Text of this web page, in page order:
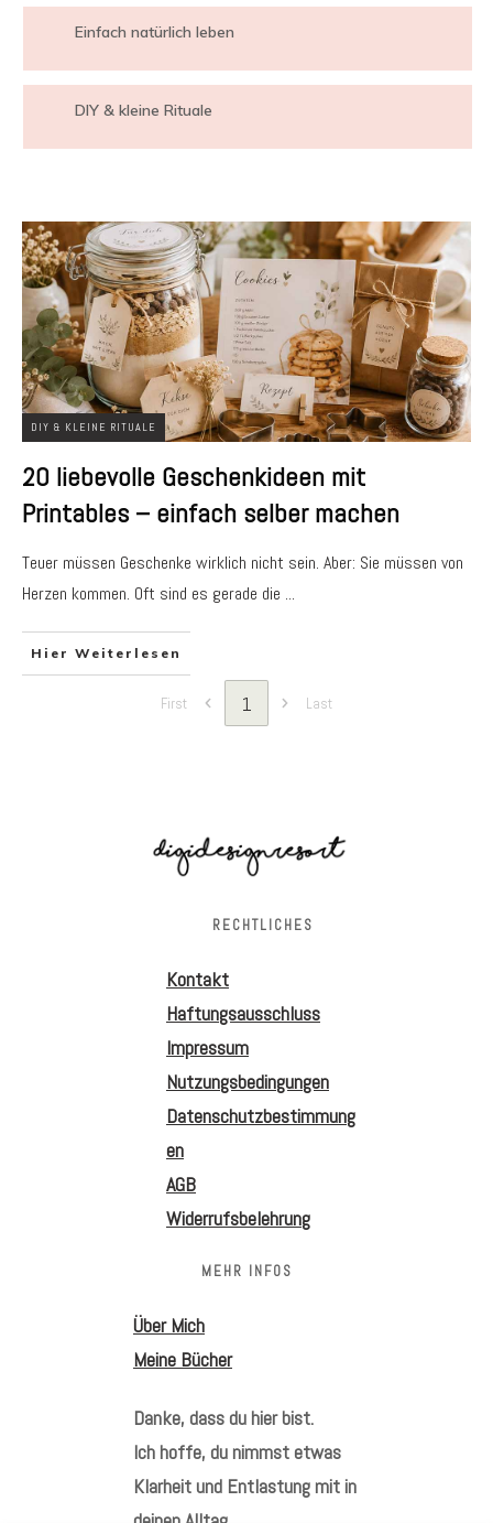
DIY & KLEINE RITUALE
20 liebevolle Geschenkideen mit
Printables – einfach selber machen
Teuer müssen Geschenke wirklich nicht sein. Aber: Sie müssen von
Herzen kommen. Oft sind es gerade die ...
Hier Weiterlesen
First 1 Last
Einfach natürlich leben
DIY & kleine Rituale
RECHTLICHES
Kontakt
Haftungsausschluss
Impressum
Nutzungsbedingungen
Datenschutzbestimmung
en
AGB
Widerrufsbelehrung
MEHR INFOS
Über Mich
Meine Bücher
Danke, dass du hier bist.
Ich hoffe, du nimmst etwas
Klarheit und Entlastung mit in